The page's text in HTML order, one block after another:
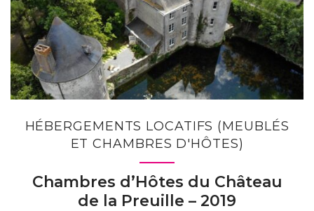
HÉBERGEMENTS LOCATIFS (MEUBLÉS
ET CHAMBRES D'HÔTES)
Chambres d’Hôtes du Château
de la Preuille – 2019